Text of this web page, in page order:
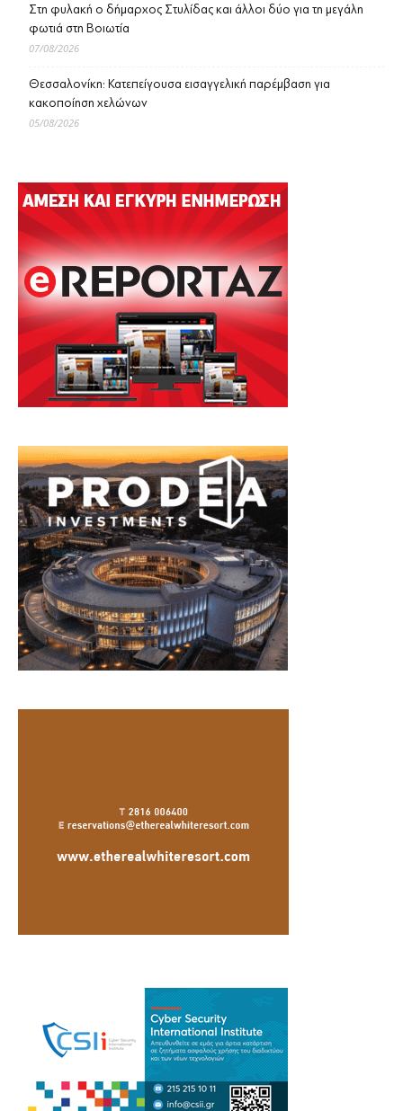
Στη φυλακή ο δήμαρχος Στυλίδας και άλλοι δύο για τη μεγάλη
φωτιά στη Βοιωτία
07/08/2026
Θεσσαλονίκη: Κατεπείγουσα εισαγγελική παρέμβαση για
κακοποίηση χελώνων
05/08/2026